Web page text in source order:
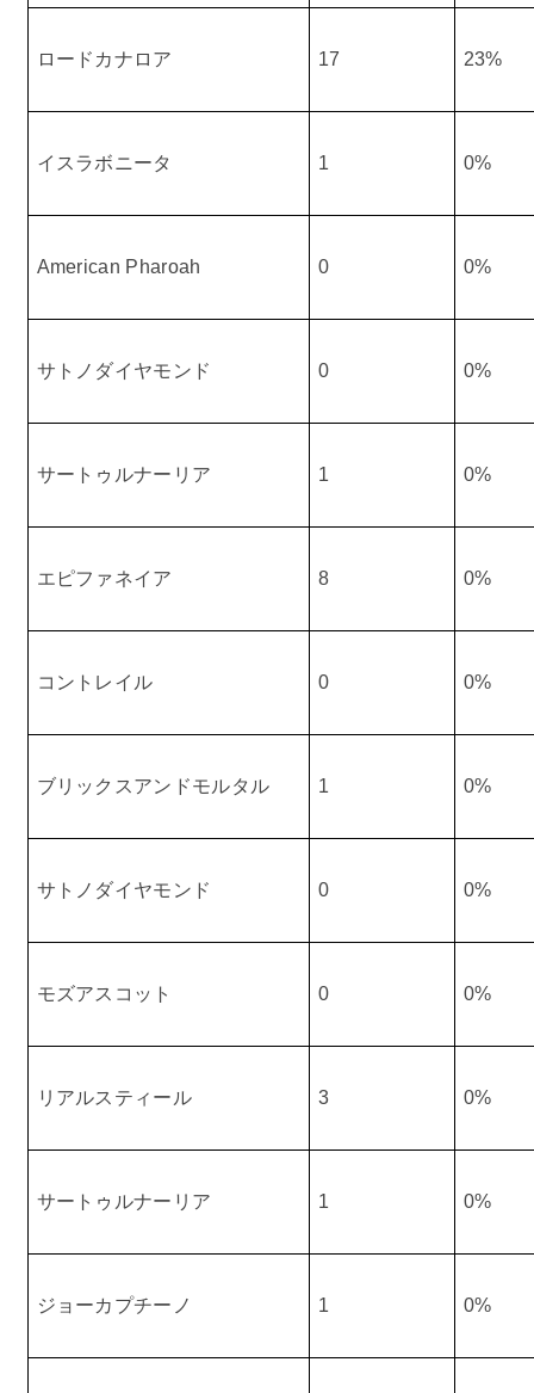
ロードカナロア 17 23%
イスラボニータ 1 0%
American Pharoah 0 0%
サトノダイヤモンド 0 0%
サートゥルナーリア 1 0%
エピファネイア 8 0%
コントレイル 0 0%
ブリックスアンドモルタル 1 0%
サトノダイヤモンド 0 0%
モズアスコット 0 0%
リアルスティール 3 0%
サートゥルナーリア 1 0%
ジョーカプチーノ 1 0%